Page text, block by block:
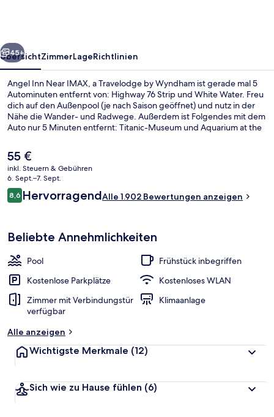
by
Wyndham
Weiter
45+
ÜbersichtZimmerLageRichtlinien
Angel Inn Near IMAX, a Travelodge by Wyndham ist gerade mal 5
Autominuten entfernt von: Highway 76 Strip und White Water. Freu
dich auf den Außenpool (je nach Saison geöffnet) und nutz in der
Nähe die Wander- und Radwege. Außerdem ist Folgendes mit dem
Auto nur 5 Minuten entfernt: Titanic-Museum und Aquarium at the
Personal.
Der
aktuelle
Preis
beträgt
55 €.
55 €
inkl. Steuern & Gebühren
6. Sept.–7. Sept.
Bewertungen
8,68,6 von 10.
HervorragendAlle 1.902 Bewertungen anzeigen
Beliebte Annehmlichkeiten
Pool
Frühstück inbegriffen
Kostenlose Parkplätze
Kostenloses WLAN
Zimmer mit Verbindungstür
verfügbar
Klimaanlage
Alle anzeigen
Wichtigste Merkmale (12)
Sich wie zu Hause fühlen (6)